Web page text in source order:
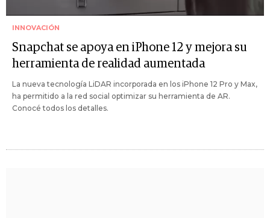
INNOVACIÓN
Snapchat se apoya en iPhone 12 y mejora su
herramienta de realidad aumentada
La nueva tecnología LiDAR incorporada en los iPhone 12 Pro y Max,
ha permitido a la red social optimizar su herramienta de AR.
Conocé todos los detalles.